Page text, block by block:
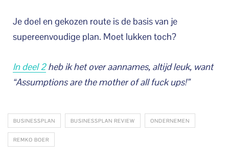
Je doel en gekozen route is de basis van je
supereenvoudige plan. Moet lukken toch?
In deel 2heb ik het over aannames, altijd leuk, want
“Assumptions are the mother of all fuck ups!”
BUSINESSPLAN BUSINESSPLAN REVIEW ONDERNEMEN
REMKO BOER